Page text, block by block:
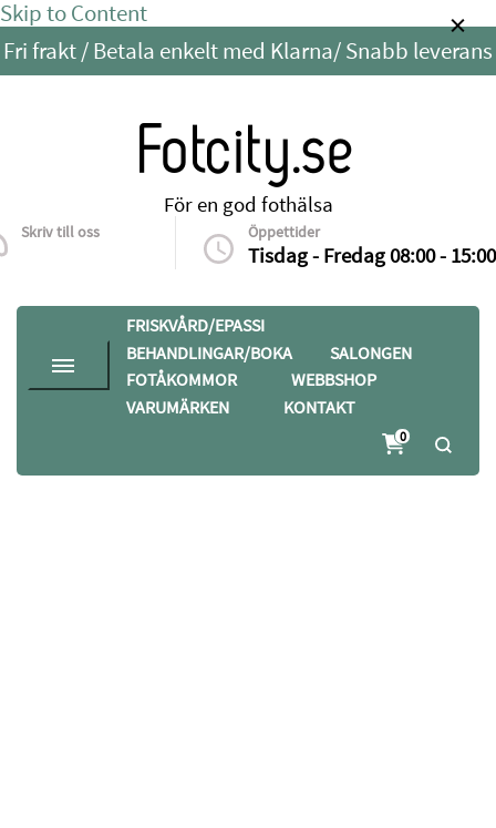
Skip to Content
Fri frakt / Betala enkelt med Klarna/ Snabb leverans
Fotcity.se
För en god fothälsa
Skriv till oss Öppettider
Tisdag - Fredag 08:00 - 15:00
FRISKVÅRD/EPASSI
BEHANDLINGAR/BOKA
SALONGEN
FOTÅKOMMOR
WEBBSHOP
VARUMÄRKEN
KONTAKT
0